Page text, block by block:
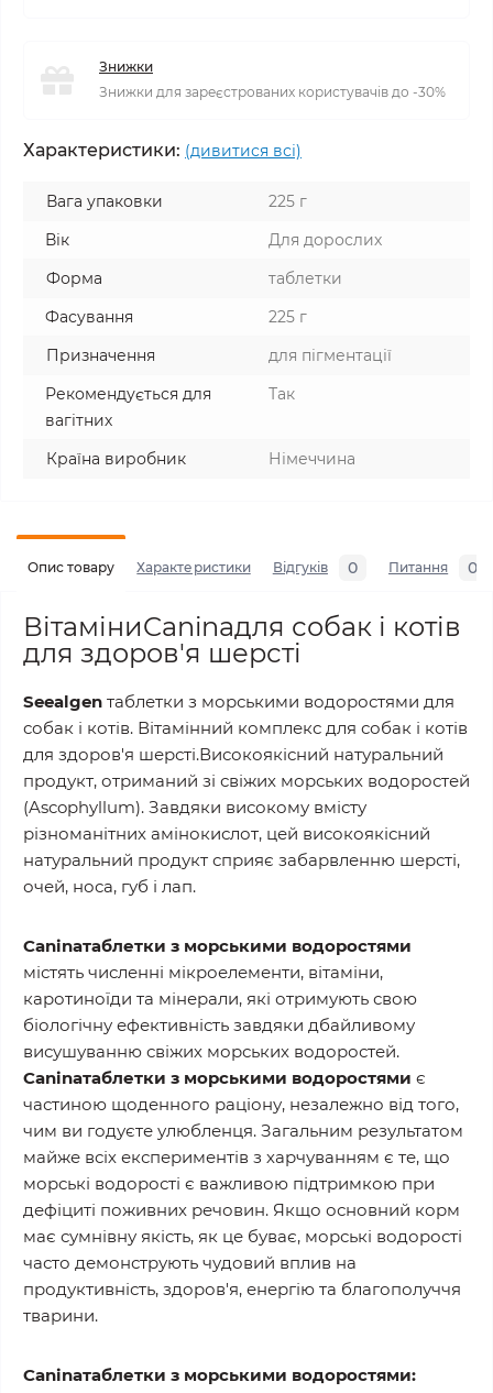
Знижки
Знижки для зареєстрованих користувачів до -30%
Характеристики: (дивитися всі)
Вага упаковки
225 г
Вік
Для дорослих
Форма
таблетки
Фасування
225 г
Призначення
для пігментації
Рекомендується для
вагітних
Так
Країна виробник Німеччина
Опис товару Характеристики Відгуків 0 Питання 0
ВітаміниCaninaдля собак і котів
для здоров'я шерсті
Seealgen таблетки з морськими водоростями для
собак і котів. Вітамінний комплекс для собак і котів
для здоров'я шерсті.Високоякісний натуральний
продукт, отриманий зі свіжих морських водоростей
(Ascophyllum). Завдяки високому вмісту
різноманітних амінокислот, цей високоякісний
натуральний продукт сприяє забарвленню шерсті,
очей, носа, губ і лап.
Caninaтаблетки з морськими водоростями
містять численні мікроелементи, вітаміни,
каротиноїди та мінерали, які отримують свою
біологічну ефективність завдяки дбайливому
висушуванню свіжих морських водоростей.
Caninaтаблетки з морськими водоростями є
частиною щоденного раціону, незалежно від того,
чим ви годуєте улюбленця. Загальним результатом
майже всіх експериментів з харчуванням є те, що
морські водорості є важливою підтримкою при
дефіциті поживних речовин. Якщо основний корм
має сумнівну якість, як це буває, морські водорості
часто демонструють чудовий вплив на
продуктивність, здоров'я, енергію та благополуччя
тварини.
Caninaтаблетки з морськими водоростями: